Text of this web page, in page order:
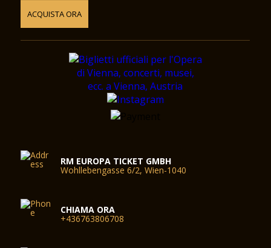
ACQUISTA ORA
RM EUROPA TICKET GMBH
Wohllebengasse 6/2, Wien-1040
CHIAMA ORA
+436763806708